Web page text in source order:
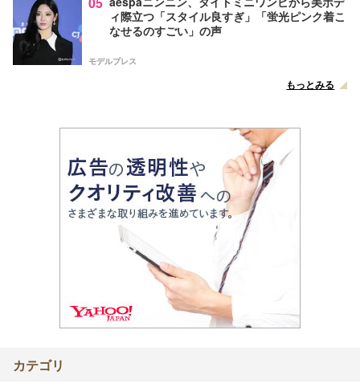
ィ際立つ「スタイル良すぎ」「蛍光ピンク着こ
なせるのすごい」の声
モデルプレス
もっとみる
カテゴリ